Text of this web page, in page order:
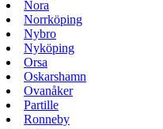
Nora
Norrköping
Nybro
Nyköping
Orsa
Oskarshamn
Ovanåker
Partille
Ronneby